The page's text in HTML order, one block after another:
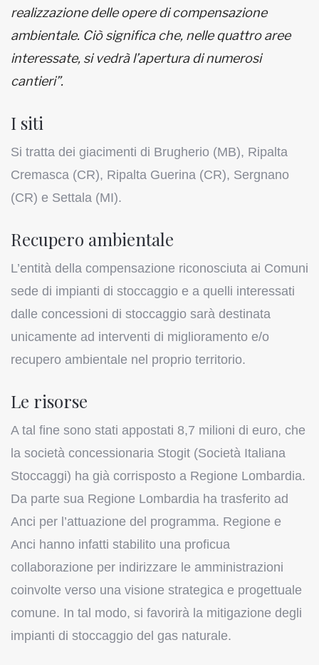
realizzazione delle opere di compensazione
ambientale. Ciò significa che, nelle quattro aree
interessate, si vedrà l’apertura di numerosi
cantieri”.
I siti
Si tratta dei giacimenti di Brugherio (MB), Ripalta
Cremasca (CR), Ripalta Guerina (CR), Sergnano
(CR) e Settala (MI).
Recupero ambientale
L’entità della compensazione riconosciuta ai Comuni
sede di impianti di stoccaggio e a quelli interessati
dalle concessioni di stoccaggio sarà destinata
unicamente ad interventi di miglioramento e/o
recupero ambientale nel proprio territorio.
Le risorse
A tal fine sono stati appostati 8,7 milioni di euro, che
la società concessionaria Stogit (Società Italiana
Stoccaggi) ha già corrisposto a Regione Lombardia.
Da parte sua Regione Lombardia ha trasferito ad
Anci per l’attuazione del programma. Regione e
Anci hanno infatti stabilito una proficua
collaborazione per indirizzare le amministrazioni
coinvolte verso una visione strategica e progettuale
comune. In tal modo, si favorirà la mitigazione degli
impianti di stoccaggio del gas naturale.